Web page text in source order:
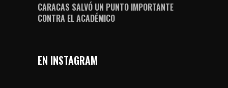
CARACAS SALVÓ UN PUNTO IMPORTANTE
CONTRA EL ACADÉMICO
EN INSTAGRAM